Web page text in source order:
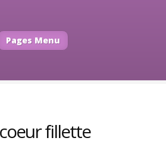
Pages Menu
fillette